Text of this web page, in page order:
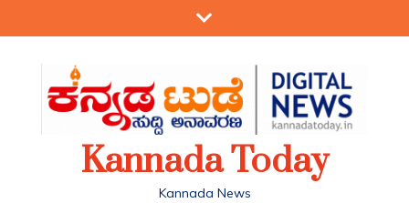
Kannada Today
Kannada News